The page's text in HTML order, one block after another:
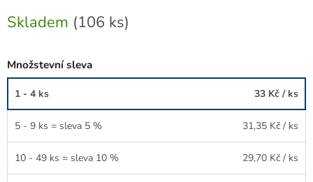
cena:
Skladem (106 ks)
Množstevní sleva
1 - 4 ks 33 Kč / ks
5 - 9 ks = sleva 5 % 31,35 Kč / ks
10 - 49 ks = sleva 10 % 29,70 Kč / ks